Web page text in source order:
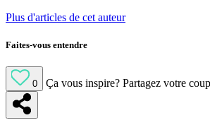
Plus d'articles de cet auteur
Faites-vous entendre
0 Ça vous inspire? Partagez votre